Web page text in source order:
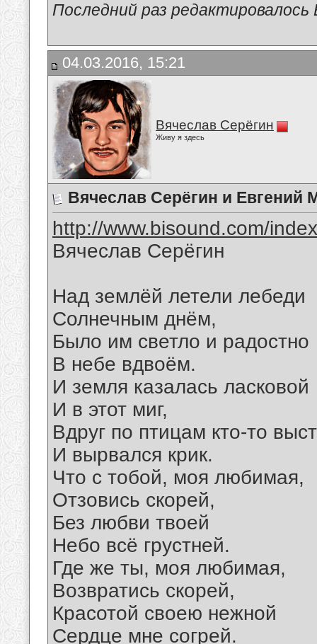
Последний раз
04.03.2016, 15:21
Вячеслав Серёгин
Живу я здесь
Вячеслав Серёгин и Евгений
http://www.bisound.com/
Вячеслав Серёгин
Над землёй летели лебеди
Солнечным днём,
Было им светло и радостно
В небе вдвоём.
И земля казалась ласковой
И в этот миг,
Вдруг по птицам кто-то
И вырвался крик.
Что с тобой, моя любимая,
Отзовись скорей,
Без любви твоей
Небо всё грустней.
Где же ты, моя любимая,
Возвратись скорей,
Красотой своею нежной
Сердце мне согрей.